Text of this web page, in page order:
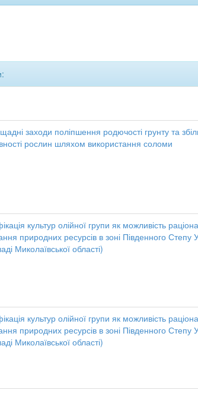
заходи поліпшення родючості грунту та
рослин шляхом використання соломи
культур олійної групи як можливість
природних ресурсів в зоні Південного Степу
Миколаївської області)
культур олійної групи як можливість
природних ресурсів в зоні Південного Степу
Миколаївської області)